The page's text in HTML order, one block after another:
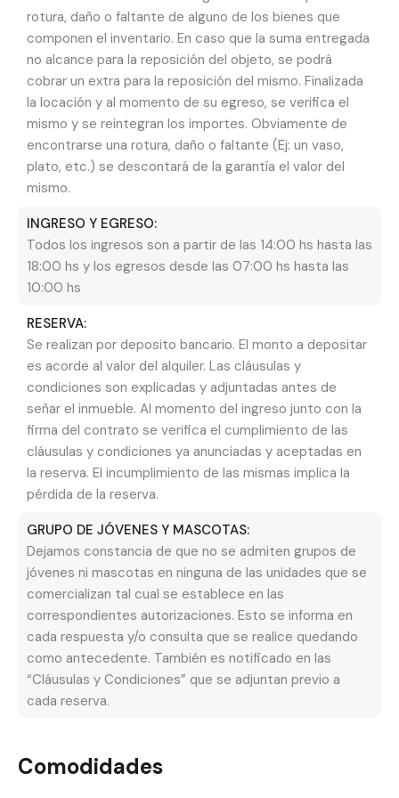
entretenimiento son fundamentales. Por ello, el
inmueble incluye un televisor LED con servicio de
cable y conexión a internet WiFi de alta
velocidad, permitiendo a los huéspedes
mantenerse conectados o trabajar de forma
remota si fuera necesario.
La cocina está equipada con todos los
artefactos necesarios: cocina con horno,
termotanque para agua caliente constante,
heladera con freezer, microondas y un práctico
lavarropas, brindando una autonomía total. El
baño es completo y moderno, con una cómoda
ducha para relajarse al regresar de la costa.
Ubicación Estratégica en Mar del Plata
Vivir en unAlquiler Temporal 1 Cuadra de la
Playasignifica tener acceso inmediato a uno de
los sectores más dinámicos de la ciudad. La
zona de Esquiu al 2200 se destaca por su
tranquilidad residencial pero con cercanía a
avenidas principales como Constitución y
Libertad, donde se encuentran centros
comerciales y variada gastronomía.
La proximidad a la playa no solo es un lujo visual,
sino una ventaja logística para familias con niños
o deportistas que buscan disfrutar de la costa
vehículo.
rotura, daño o faltante de alguno de los bienes que
componen el inventario. En caso que la suma entregada
no alcance para la reposición del objeto, se podrá
cobrar un extra para la reposición del mismo. Finalizada
la locación y al momento de su egreso, se verifica el
mismo y se reintegran los importes. Obviamente de
encontrarse una rotura, daño o faltante (Ej: un vaso,
plato, etc.) se descontará de la garantía el valor del
mismo.
INGRESO Y EGRESO:
Todos los ingresos son a partir de las 14:00 hs hasta las
18:00 hs y los egresos desde las 07:00 hs hasta las
10:00 hs
RESERVA:
Se realizan por deposito bancario. El monto a depositar
es acorde al valor del alquiler. Las cláusulas y
condiciones son explicadas y adjuntadas antes de
señar el inmueble. Al momento del ingreso junto con la
firma del contrato se verifica el cumplimiento de las
cláusulas y condiciones ya anunciadas y aceptadas en
la reserva. El incumplimiento de las mismas implica la
pérdida de la reserva.
GRUPO DE JÓVENES Y MASCOTAS:
Dejamos constancia de que no se admiten grupos de
jóvenes ni mascotas en ninguna de las unidades que se
comercializan tal cual se establece en las
correspondientes autorizaciones. Esto se informa en
cada respuesta y/o consulta que se realice quedando
como antecedente. También es notificado en las
“Cláusulas y Condiciones” que se adjuntan previo a
cada reserva.
Comodidades